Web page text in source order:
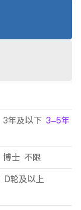
3年及以下 3-5年
博士 不限
D轮及以上